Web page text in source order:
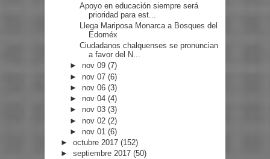
Apoyo en educación siempre será
prioridad para est...
Llega Mariposa Monarca a Bosques del
Edoméx
Ciudadanos chalquenses se pronuncian
a favor del N...
► nov 09(7)
► nov 07(6)
► nov 06(3)
► nov 04(4)
► nov 03(3)
► nov 02(2)
► nov 01(6)
► octubre 2017 (152)
► septiembre 2017 (50)